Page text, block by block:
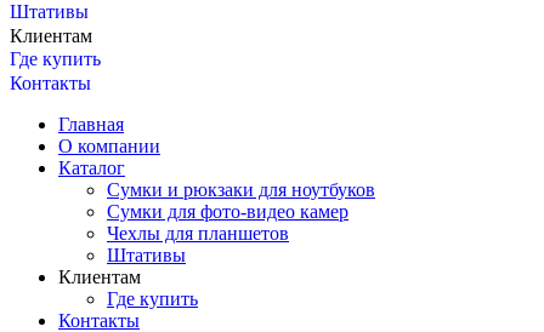
Штативы
Клиентам
Где купить
Контакты
Главная
О компании
Каталог
Сумки и рюкзаки для ноутбуков
Сумки для фото-видео камер
Чехлы для планшетов
Штативы
Клиентам
Где купить
Контакты